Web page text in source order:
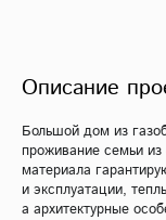
Описание
Большой дом из
проживание семьи из
материала
и эксплуатации,
а архитектурные